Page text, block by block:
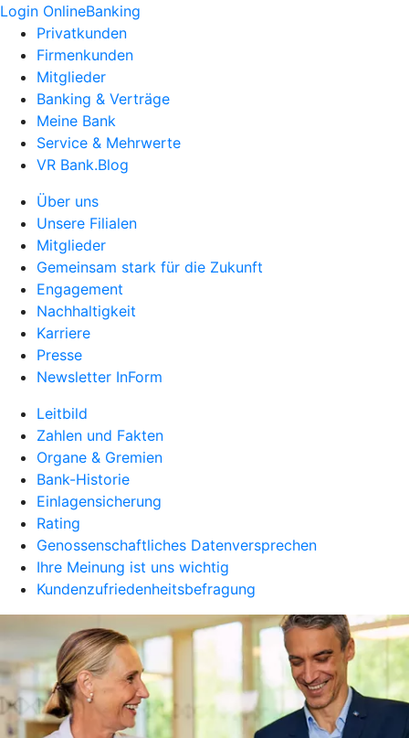
Login OnlineBanking
Privatkunden
Firmenkunden
Mitglieder
Banking & Verträge
Meine Bank
Service & Mehrwerte
VR Bank.Blog
Über uns
Unsere Filialen
Mitglieder
Gemeinsam stark für die Zukunft
Engagement
Nachhaltigkeit
Karriere
Presse
Newsletter InForm
Leitbild
Zahlen und Fakten
Organe & Gremien
Bank-Historie
Einlagensicherung
Rating
Genossenschaftliches Datenversprechen
Ihre Meinung ist uns wichtig
Kundenzufriedenheitsbefragung